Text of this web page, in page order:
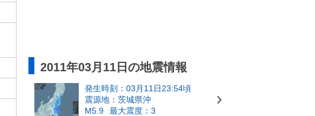
2011年03月11日の地震情報
発生時刻：03月11日23:54頃
震源地：茨城県沖
M5.9
最大震度：3